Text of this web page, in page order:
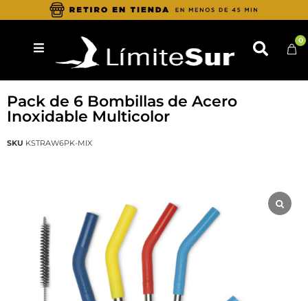
0
KLEAN KANTEEN
Pack de 6 Bombillas de Acero
Inoxidable Multicolor
SKU KSTRAW6PK-MIX